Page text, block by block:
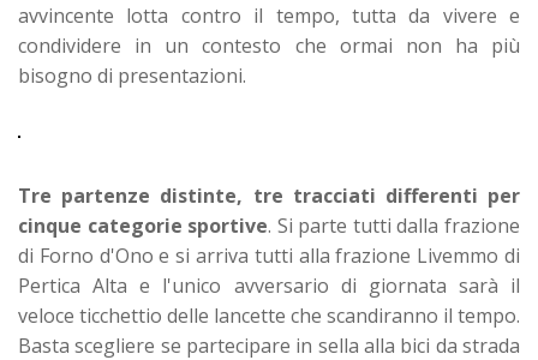
avvincente lotta contro il tempo, tutta da vivere e
condividere in un contesto che ormai non ha più
bisogno di presentazioni.
Tre partenze distinte, tre tracciati differenti per
cinque categorie sportive. Si parte tutti dalla frazione
di Forno d'Ono e si arriva tutti alla frazione Livemmo di
Pertica Alta e l'unico avversario di giornata sarà il
veloce ticchettio delle lancette che scandiranno il tempo.
Basta scegliere se partecipare in sella alla bici da strada